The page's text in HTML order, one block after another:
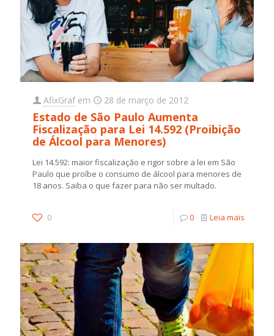
AfixGraf em 28 de março de 2012
Estado de São Paulo Aumenta
Fiscalização para Lei 14.592 (Proibição
de Álcool para Menores)
Lei 14.592: maior fiscalização e rigor sobre a lei em São
Paulo que proíbe o consumo de álcool para menores de
18 anos. Saiba o que fazer para não ser multado.
0 0 Leia mais